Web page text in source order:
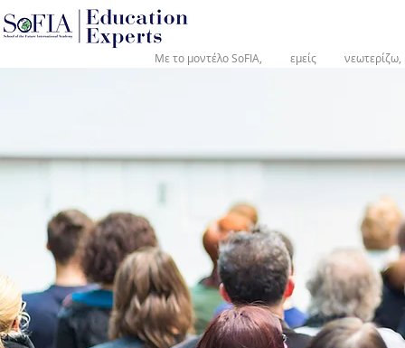
®
Με το μοντέλο SoFIA, εμείς νεωτερίζω,